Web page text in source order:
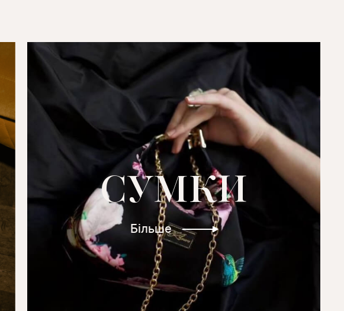
СУМКИ
Більше